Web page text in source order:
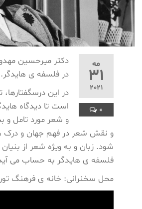
مه
31
2021
0
دکتر میرحسین
در فلسفه ی هایدگر.
در این
است تا دیدگاه
و شعر مورد تامل و
و نقش شعر در فهم جهان و درک
شود. زبان و به ویژه شعر از
فلسفه ی هایدگر به حساب می
محل سخنرانی: خانه ی فرهنگ